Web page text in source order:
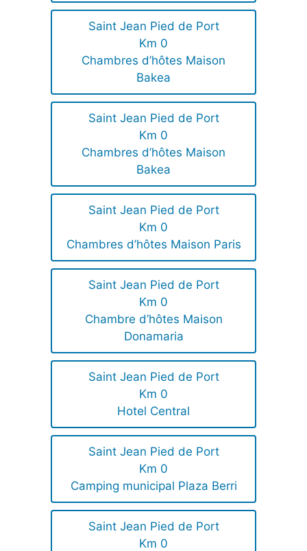
Saint Jean Pied de Port
Km 0
Chambres d’hôtes Maison
Bakea
Saint Jean Pied de Port
Km 0
Chambres d’hôtes Maison
Bakea
Saint Jean Pied de Port
Km 0
Chambres d’hôtes Maison Paris
Saint Jean Pied de Port
Km 0
Chambre d’hôtes Maison
Donamaria
Saint Jean Pied de Port
Km 0
Hotel Central
Saint Jean Pied de Port
Km 0
Camping municipal Plaza Berri
Saint Jean Pied de Port
Km 0